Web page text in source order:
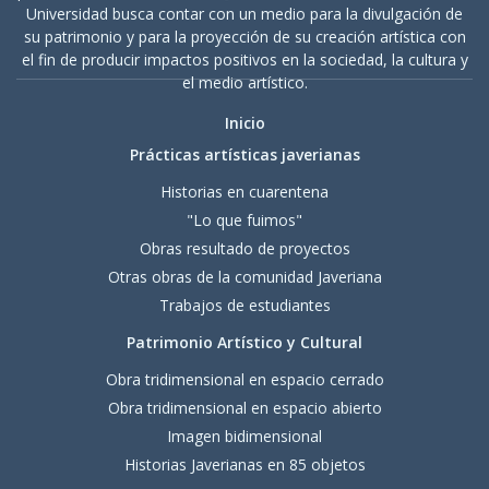
Universidad busca contar con un medio para la divulgación de
su patrimonio y para la proyección de su creación artística con
el fin de producir impactos positivos en la sociedad, la cultura y
el medio artístico.
Inicio
Prácticas artísticas javerianas
Historias en cuarentena
"Lo que fuimos"
Obras resultado de proyectos
Otras obras de la comunidad Javeriana
Trabajos de estudiantes
Patrimonio Artístico y Cultural
Obra tridimensional en espacio cerrado
Obra tridimensional en espacio abierto
Imagen bidimensional
Historias Javerianas en 85 objetos